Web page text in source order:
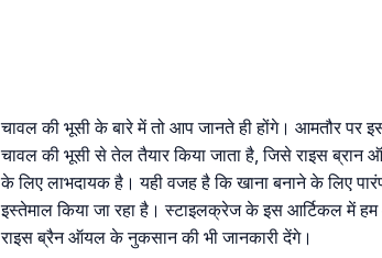
चावल की भूसी के बारे में तो आप जानते ही होंगे। आमतौर पर
चावल की भूसी से तेल तैयार किया जाता है, जिसे राइस
के लिए लाभदायक है। यही वजह है कि खाना बनाने के लिए
इस्तेमाल किया जा रहा है। स्टाइलक्रेज के इस आर्टिकल में
राइस ब्रैन ऑयल के नुकसान की भी जानकारी देंगे।